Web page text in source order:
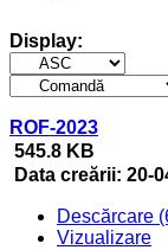
Display:
ROF-2023
545.8 KB
Data creării: 20-
Descărcare
Vizualizare